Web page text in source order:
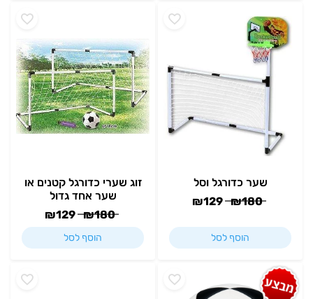
שער כדורגל וסל
₪180
₪129
הוסף לסל
זוג שערי כדורגל קטנים או
שער אחד גדול
₪180
₪129
הוסף לסל